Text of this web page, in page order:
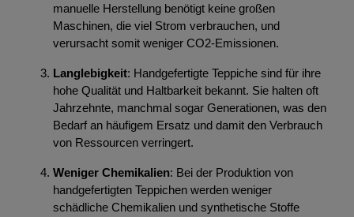
manuelle Herstellung benötigt keine großen
Maschinen, die viel Strom verbrauchen, und
verursacht somit weniger CO2-Emissionen.
Langlebigkeit: Handgefertigte Teppiche sind für ihre
hohe Qualität und Haltbarkeit bekannt. Sie halten oft
Jahrzehnte, manchmal sogar Generationen, was den
Bedarf an häufigem Ersatz und damit den Verbrauch
von Ressourcen verringert.
Weniger Chemikalien: Bei der Produktion von
handgefertigten Teppichen werden weniger
schädliche Chemikalien und synthetische Stoffe